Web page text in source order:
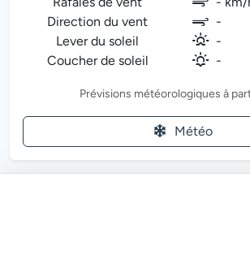
Direction du vent
-
Lever du soleil
-
Coucher de soleil
-
Prévisions météorologiques à
Météo